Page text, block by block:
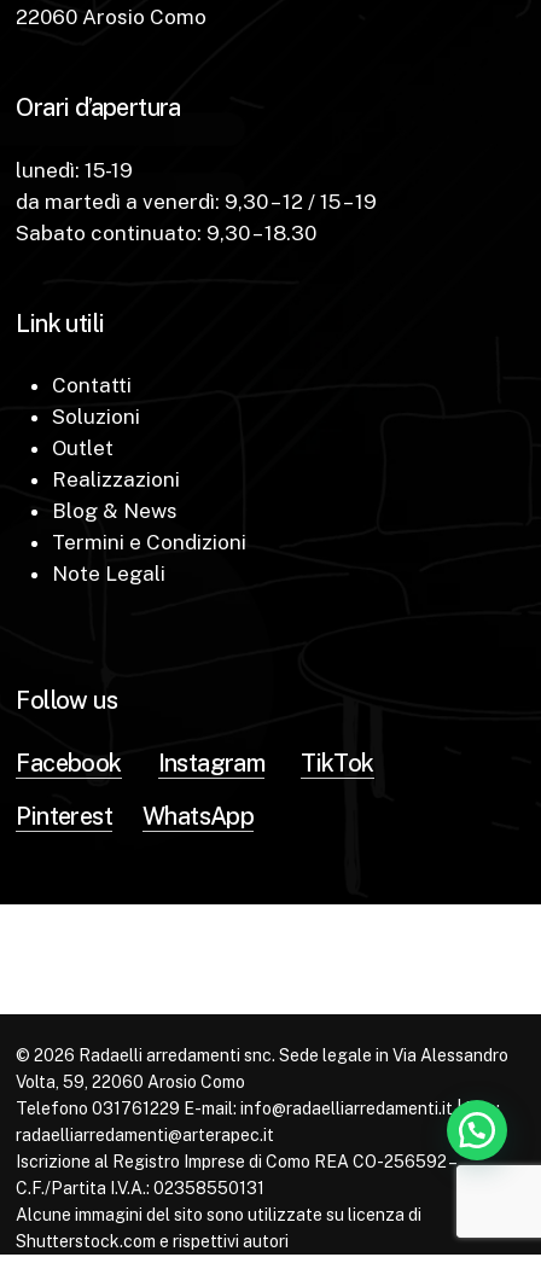
22060 Arosio Como
Orari d’apertura
lunedì: 15-19
da martedì a venerdì: 9,30 – 12 / 15 – 19
Sabato continuato: 9,30 – 18.30
Link utili
Contatti
Soluzioni
Outlet
Realizzazioni
Blog & News
Termini e Condizioni
Note Legali
Follow us
Facebook Instagram
TikTok
Pinterest
WhatsApp
© 2026 Radaelli arredamenti snc. Sede legale in Via Alessandro
Volta, 59, 22060 Arosio Como
Telefono 031761229 E-mail: info@radaelliarredamenti.it | Pec:
radaelliarredamenti@arterapec.it
Iscrizione al Registro Imprese di Como REA CO-256592 –
C.F./Partita I.V.A.: 02358550131
Alcune immagini del sito sono utilizzate su licenza di
Shutterstock.com e rispettivi autori